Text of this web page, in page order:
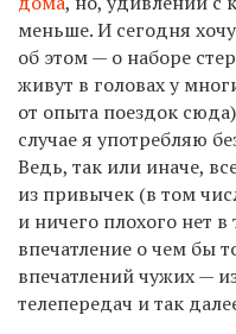
меньше. И сегодня
об этом — о наборе
живут в головах у
от опыта поездок
случае я употребляю
Ведь, так или иначе,
из привычек (в том
и ничего плохого нет
впечатление о чем бы
впечатлений чужих —
телепередач и так